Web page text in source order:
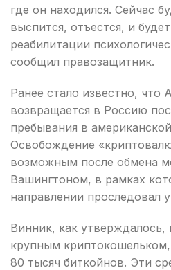
где он находился. Сейчас
выспится, отъестся, и
реабилитации
сообщил правозащитник.
Ранее стало известно, что
возвращается в Россию
пребывания в
Освобождение
возможным после обмена
Вашингтоном, в рамках
направлении проследовал
Винник, как утверждалось,
крупным
80 тысяч биткойнов. Эти